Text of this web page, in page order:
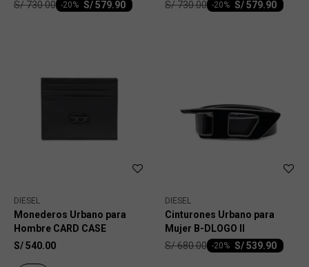
S/579.90
-20
S/730.00 S/579.90
-20
S/730.00
DIESEL
Monederos Urbano para
Hombre CARD CASE
S/540.00
DIESEL
Cinturones Urbano para
Mujer B-DLOGO II
S/539.90
-20
S/680.00